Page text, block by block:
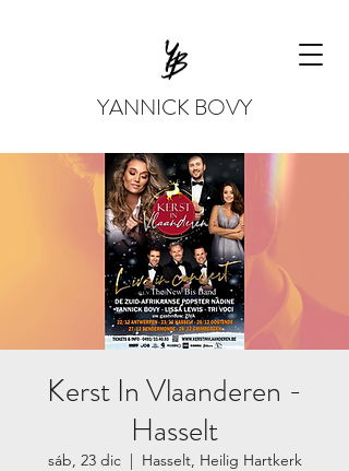
YANNICK BOVY
Kerst In Vlaanderen -
Hasselt
sáb, 23 dic
  |
Hasselt, Heilig Hartkerk